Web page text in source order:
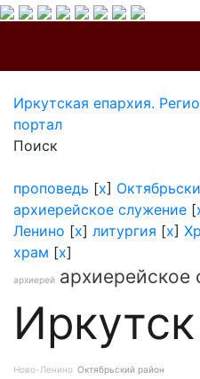
Иркутская епархия.
портал
Поиск
проповедь [x]
архиерейское служение [
Ленино [x] литургия [x]
храм [x]
архиерей архиерейское
Иркутск
Ново-Ленино Октябрьский район